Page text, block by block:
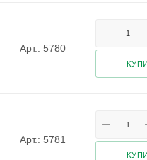
Арт.: 5780
Арт.: 5781